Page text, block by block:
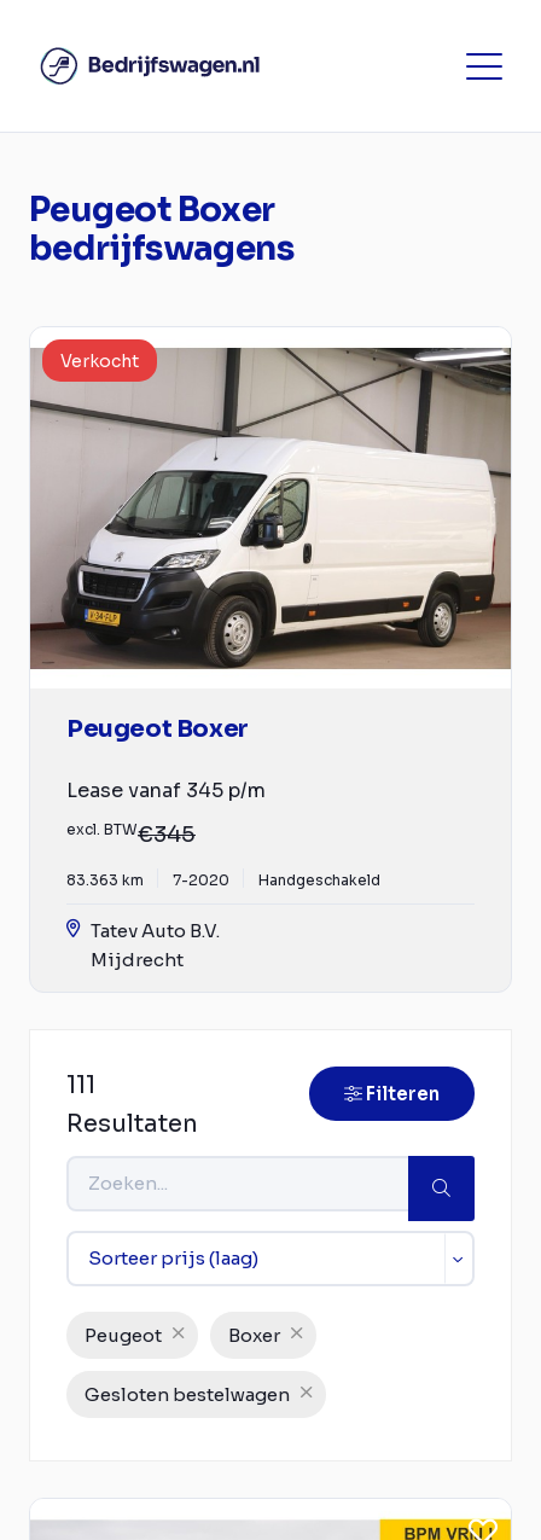
Peugeot Boxer
bedrijfswagens
Verkocht
Peugeot Boxer
Lease vanaf 345 p/m
excl. BTW€345
83.363 km 7-2020 Handgeschakeld
Tatev Auto B.V.
Mijdrecht
111
Resultaten
Filteren
Peugeot Boxer
Gesloten bestelwagen